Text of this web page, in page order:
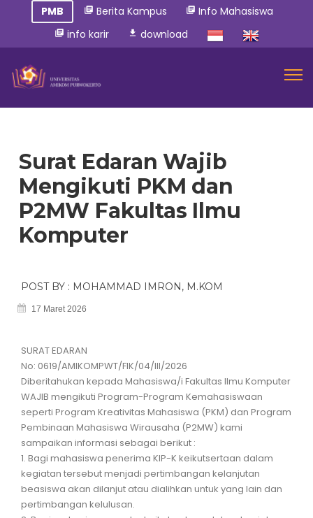
PMB library_books Berita Kampus library_books Info Mahasiswa
library_books info karir download download
Surat Edaran Wajib
Mengikuti PKM dan
P2MW Fakultas Ilmu
Komputer
POST BY : MOHAMMAD IMRON, M.KOM
17 Maret 2026
SURAT EDARAN
No: 0619/AMIKOMPWT/FIK/04/III/2026
Diberitahukan kepada Mahasiswa/i Fakultas Ilmu Komputer
WAJIB mengikuti Program-Program Kemahasiswaan
seperti Program Kreativitas Mahasiswa (PKM) dan Program
Pembinaan Mahasiswa Wirausaha (P2MW) kami
sampaikan informasi sebagai berikut :
1. Bagi mahasiswa penerima KIP-K keikutsertaan dalam
kegiatan tersebut menjadi pertimbangan kelanjutan
beasiswa akan dilanjut atau dialihkan untuk yang lain dan
pertimbangan kelulusan.